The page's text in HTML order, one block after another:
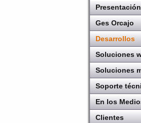
Presentación
Ges Orcajo
Desarrollos
Soluciones
Soluciones
Soporte
En los
Clientes